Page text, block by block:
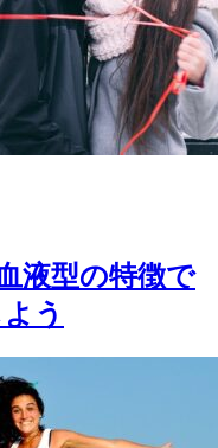
液型の特徴で
う